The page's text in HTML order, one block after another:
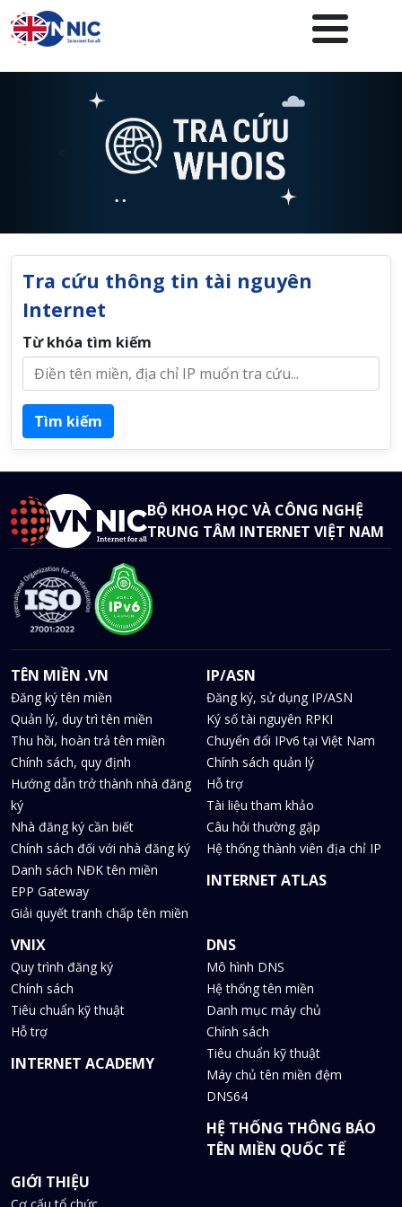
Nhảy đến nội dung
<
Tra cứu thông tin tài nguyên
Internet
Từ khóa tìm kiếm
BỘ KHOA HỌC VÀ CÔNG NGHỆ
TRUNG TÂM INTERNET VIỆT NAM
TÊN MIỀN .VN
Đăng ký tên miền
Quản lý, duy trì tên miền
Thu hồi, hoàn trả tên miền
Chính sách, quy định
Hướng dẫn trở thành nhà đăng
ký
Nhà đăng ký cần biết
Chính sách đối với nhà đăng ký
Danh sách NĐK tên miền
EPP Gateway
Giải quyết tranh chấp tên miền
IP/ASN
Đăng ký, sử dụng IP/ASN
Ký số tài nguyên RPKI
Chuyển đổi IPv6 tại Việt Nam
Chính sách quản lý
Hỗ trợ
Tài liệu tham khảo
Câu hỏi thường gặp
Hệ thống thành viên địa chỉ IP
INTERNET ATLAS
VNIX
Quy trình đăng ký
Chính sách
Tiêu chuẩn kỹ thuật
Hỗ trợ
INTERNET ACADEMY
DNS
Mô hình DNS
Hệ thống tên miền
Danh mục máy chủ
Chính sách
Tiêu chuẩn kỹ thuật
Máy chủ tên miền đệm
DNS64
HỆ THỐNG THÔNG BÁO
TÊN MIỀN QUỐC TẾ
GIỚI THIỆU